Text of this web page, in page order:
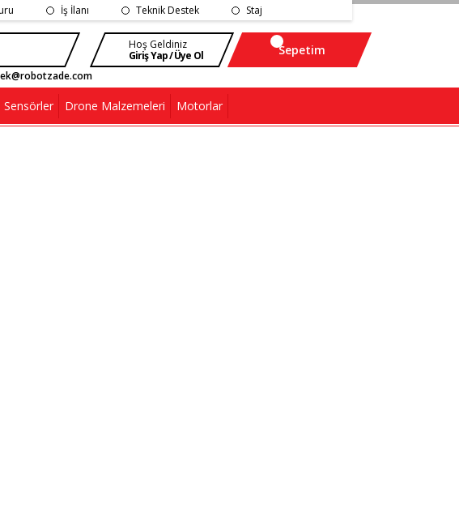
İş İlanı Teknik Destek Staj
Hoş Geldiniz
Giriş Yap / Üye Ol
Sepetim
Sensörler Drone Malzemeleri Motorlar